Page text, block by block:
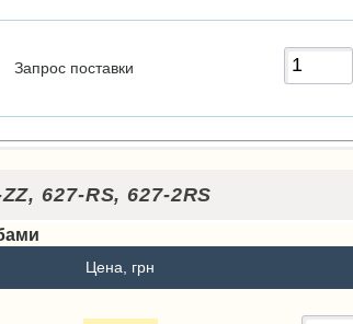
Запрос поставки
627-RS, 627-2RS
Цена, грн